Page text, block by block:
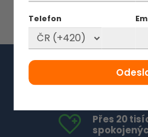
Telefon
Garance
nákupu
Přes 20